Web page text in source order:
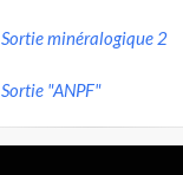
Sortie minéralogique 2
Sortie "ANPF"